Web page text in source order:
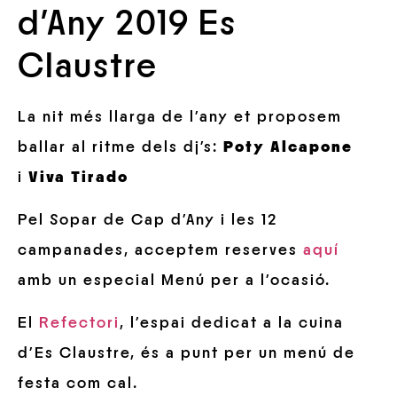
d’Any 2019 Es
Claustre
La nit més llarga de l’any et proposem
ballar al ritme dels dj’s:
Poty Alcapone
i Viva Tirado
Pel Sopar de Cap d’Any i les 12
campanades, acceptem reserves aquí
amb un especial Menú per a l’ocasió.
El Refectori , l’espai dedicat a la cuina
d’Es Claustre, és a punt per un menú de
festa com cal.